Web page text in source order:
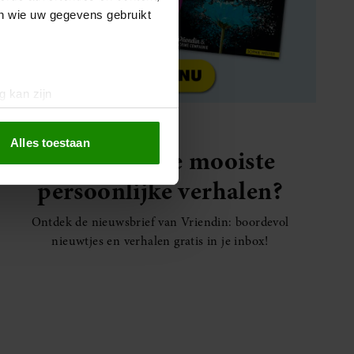
wie uw gegevens gebruikt
kan zijn
te bieden en om ons
partners voor social
die u aan ze heeft
met onze cookies als u
Alles toestaan
Elke week de mooiste
persoonlijke verhalen?
Ontdek de nieuwsbrief van Vriendin: boordevol
nieuwtjes en verhalen gratis in je inbox!